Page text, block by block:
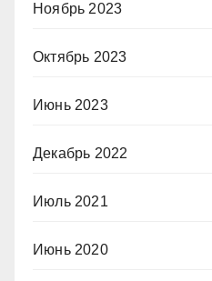
Ноябрь 2023
Октябрь 2023
Июнь 2023
Декабрь 2022
Июль 2021
Июнь 2020